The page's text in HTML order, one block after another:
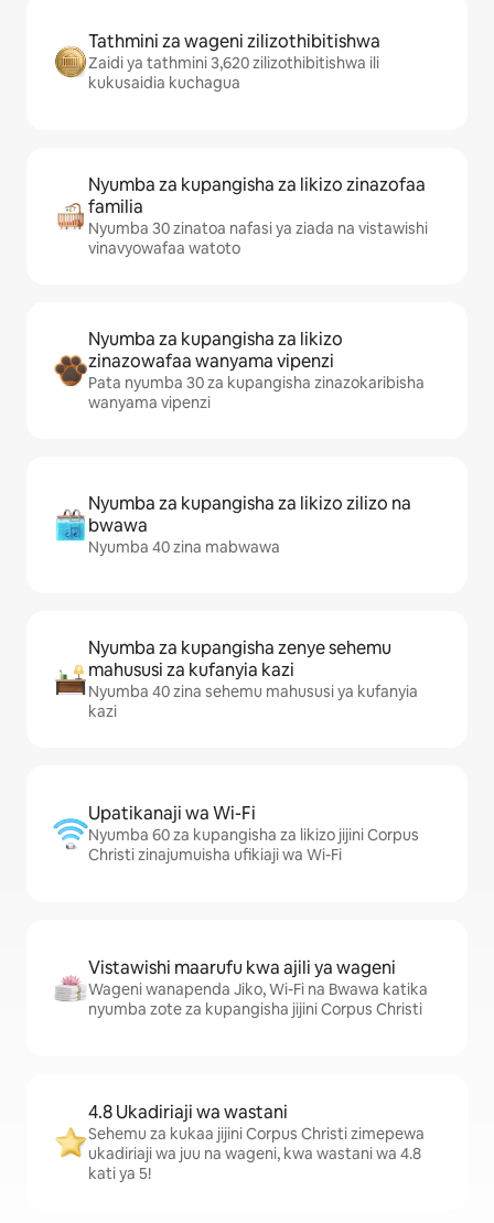
Tathmini za wageni zilizothibitishwa
Zaidi ya tathmini 3,620 zilizothibitishwa ili
kukusaidia kuchagua
Nyumba za kupangisha za likizo zinazofaa
familia
Nyumba 30 zinatoa nafasi ya ziada na vistawishi
vinavyowafaa watoto
Nyumba za kupangisha za likizo
zinazowafaa wanyama vipenzi
Pata nyumba 30 za kupangisha zinazokaribisha
wanyama vipenzi
Nyumba za kupangisha za likizo zilizo na
bwawa
Nyumba 40 zina mabwawa
Nyumba za kupangisha zenye sehemu
mahususi za kufanyia kazi
Nyumba 40 zina sehemu mahususi ya kufanyia
kazi
Upatikanaji wa Wi-Fi
Nyumba 60 za kupangisha za likizo jijini Corpus
Christi zinajumuisha ufikiaji wa Wi-Fi
Vistawishi maarufu kwa ajili ya wageni
Wageni wanapenda Jiko, Wi-Fi na Bwawa katika
nyumba zote za kupangisha jijini Corpus Christi
4.8 Ukadiriaji wa wastani
Sehemu za kukaa jijini Corpus Christi zimepewa
ukadiriaji wa juu na wageni, kwa wastani wa 4.8
kati ya 5!